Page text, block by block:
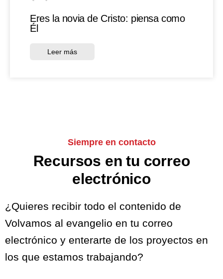
Eres la novia de Cristo: piensa como
Él
Leer más
Siempre en contacto
Recursos en tu correo
electrónico
¿Quieres recibir todo el contenido de
Volvamos al evangelio en tu correo
electrónico y enterarte de los proyectos en
los que estamos trabajando?